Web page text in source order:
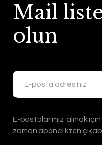
Mail
olun
E-postalarımızı almak
zaman abonelikten